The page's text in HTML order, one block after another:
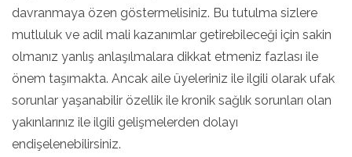
davranmaya özen göstermelisiniz. Bu tutulma sizlere
mutluluk ve adil mali kazanımlar getirebileceği için sakin
olmanız yanlış anlaşılmalara dikkat etmeniz fazlası ile
önem taşımakta. Ancak aile üyeleriniz ile ilgili olarak ufak
sorunlar yaşanabilir özellik ile kronik sağlık sorunları olan
yakınlarınız ile ilgili gelişmelerden dolayı
endişelenebilirsiniz.